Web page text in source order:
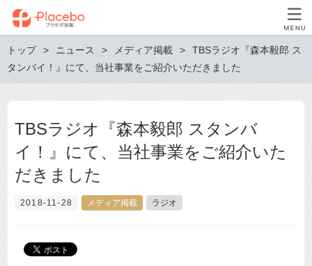
トップ ニュース メディア掲載
TBSラジオ『森本毅郎 ス
タンバイ！』にて、当社事業をご紹介いただきました
TBSラジオ『森本毅郎 スタンバ
イ！』にて、当社事業をご紹介いた
だきました
2018-11-28 メディア掲載 ラジオ